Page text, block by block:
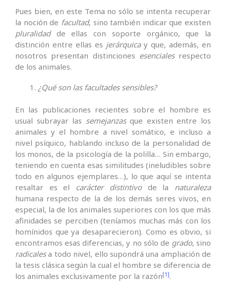
Pues bien, en este Tema no sólo se intenta recuperar
la noción de facultad, sino también indicar que existen
pluralidadde ellas con soporte orgánico, que la
distinción entre ellas es jerárquicay que, además, en
nosotros presentan distinciones esencialesrespecto
de los animales.
¿Qué son las facultades sensibles?
En las publicaciones recientes sobre el hombre es
usual subrayar las semejanzasque existen entre los
animales y el hombre a nivel somático, e incluso a
nivel psíquico, hablando incluso de la personalidad de
los monos, de la psicología de la polilla… Sin embargo,
teniendo en cuenta esas similitudes (ineludibles sobre
todo en algunos ejemplares…), lo que aquí se intenta
resaltar es el carácter distintivode la naturaleza
humana respecto de la de los demás seres vivos, en
especial, la de los animales superiores con los que más
afinidades se perciben (teníamos muchas más con los
homínidos que ya desaparecieron). Como es obvio, si
encontramos esas diferencias, y no sólo de grado, sino
radicalesa todo nivel, ello supondrá una ampliación de
la tesis clásica según la cual el hombre se diferencia de
los animales exclusivamente por la razón[1].